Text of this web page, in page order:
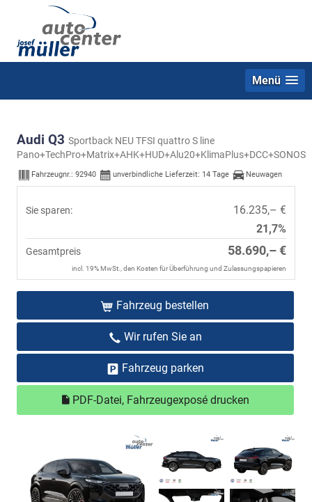
Menü
Audi Q3 Sportback NEU TFSI quattro S line
Pano+TechPro+Matrix+AHK+HUD+Alu20+KlimaPlus+DCC+SONOS
Fahrzeugnr.: 92940 unverbindliche Lieferzeit: 14 Tage Neuwagen
Sie sparen:
16.235,– €
21,7%
Gesamtpreis 58.690,– €
incl. 19% MwSt., den Kosten für Überführung und Zulassungspapieren
Fahrzeug bestellen
Wir rufen Sie an
Fahrzeug parken
PDF-Datei, Fahrzeugexposé drucken